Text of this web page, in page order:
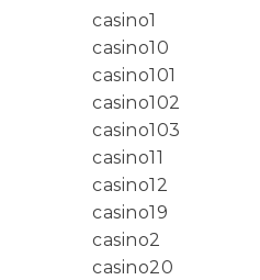
casino1
casino10
casino101
casino102
casino103
casino11
casino12
casino19
casino2
casino20